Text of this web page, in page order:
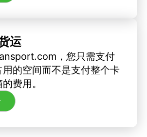
运
，您只需支付
的空间而不是支付整个卡
费用。